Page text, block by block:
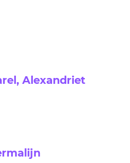
Alexandriet